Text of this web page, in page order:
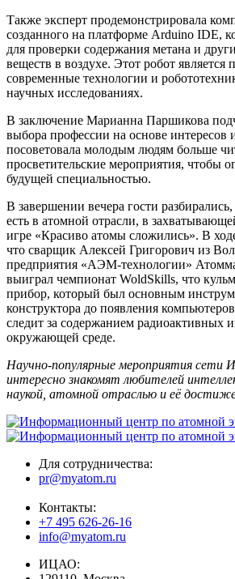
Также эксперт продемонстрировала
созданного на платформе Arduino IDE,
для проверки содержания метана и
веществ в воздухе. Этот робот является
современные технологии и
научных исследованиях.
В заключение Марианна Паршикова
выбора профессии на основе интересов
посоветовала молодым людям больше
просветительские мероприятия, чтобы
будущей специальностью.
В завершении вечера гости
есть в атомной отрасли, в
игре «Красиво атомы сложились». В
что сварщик Алексей Григорович из
предприятия «АЭМ-технологии»
выиграл чемпионат WoldSkills, что
прибор, который был основным
конструктора до появления
следит за содержанием радиоактивных
окружающей среде.
Научно-популярные мероприятия сети
интересно знакомят любителей
наукой, атомной отраслью и её
Для сотрудничества:
pr@myatom.ru
Контакты:
+7 495 626-26-16
info@myatom.ru
ИЦАО: